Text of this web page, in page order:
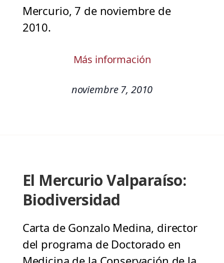
Mercurio, 7 de noviembre de
2010.
Más información
noviembre 7, 2010
El Mercurio Valparaíso:
Biodiversidad
Carta de Gonzalo Medina, director
del programa de Doctorado en